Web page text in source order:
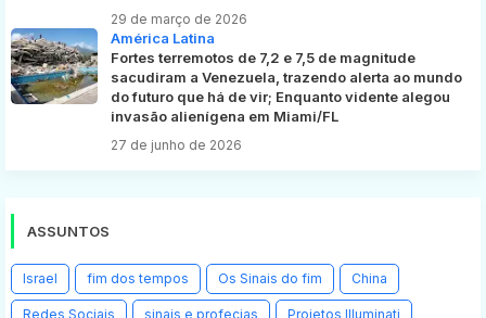
29 de março de 2026
América Latina
Fortes terremotos de 7,2 e 7,5 de magnitude
sacudiram a Venezuela, trazendo alerta ao mundo
do futuro que há de vir; Enquanto vidente alegou
invasão alienígena em Miami/FL
27 de junho de 2026
ASSUNTOS
Israel fim dos tempos Os Sinais do fim China
Redes Sociais sinais e profecias Projetos Illuminati